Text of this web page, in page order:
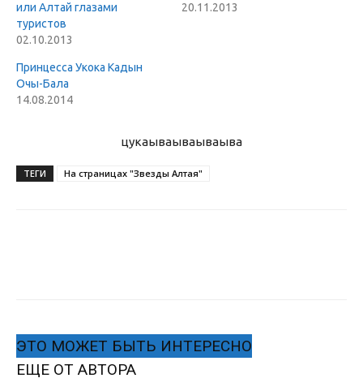
или Алтай глазами
туристов
02.10.2013
20.11.2013
Принцесса Укока Кадын
Очы-Бала
14.08.2014
цукаываываываыва
ТЕГИ На страницах "Звезды Алтая"
ЭТО МОЖЕТ БЫТЬ ИНТЕРЕСНО
ЕЩЕ ОТ АВТОРА